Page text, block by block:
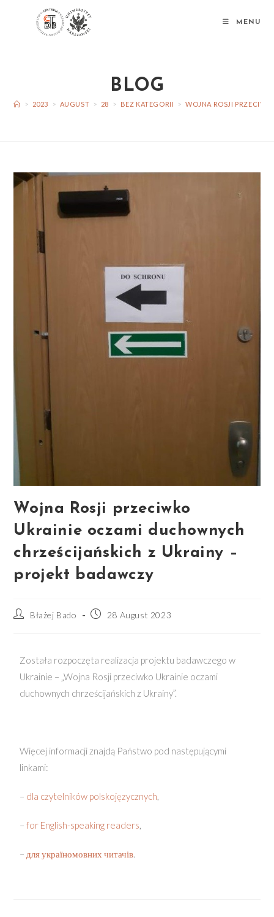
MENU
BLOG
> 2023 > AUGUST > 28 > BEZ KATEGORII > WOJNA ROSJI
Wojna Rosji przeciwko
Ukrainie oczami duchownych
chrześcijańskich z Ukrainy –
projekt badawczy
Błażej Bado 28 August 2023
Została rozpoczęta realizacja projektu badawczego w
Ukrainie – „Wojna Rosji przeciwko Ukrainie oczami
duchownych chrześcijańskich z Ukrainy”.
Więcej informacji znajdą Państwo pod następującymi
linkami:
– dla czytelników polskojęzycznych,
–for English-speaking readers,
– для україномовних читачів.